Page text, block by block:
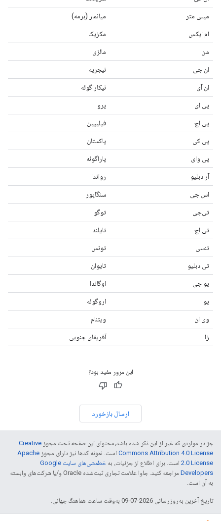
میلی متر میانمار (برمه)
ام ایکس مکزیک
من مالزی
ان جی نیجریه
ان آی نیکاراگوئه
پی ای پرو
پی اچ فیلیپین
پی کی پاکستان
پی وای پاراگوئه
آر دبلیو رواندا
اس جی سنگاپور
تی‌جی توگو
تی اچ تایلند
تنسی تونس
تی دبلیو تایوان
یو جی اوگاندا
یو اروگوئه
وی ان ویتنام
زا آفریقای جنوبی
این مرور مفید بود؟
ارسال بازخورد
جز در مواردی که غیر از این ذکر شده باشد،‌محتوای این صفحه تحت مجوز Creative
Commons Attribution 4.0 License است. نمونه کدها نیز دارای مجوز Apache
2.0 License است. برای اطلاع از جزئیات، به
خطمشی‌های سایت Google
Developers‏
مراجعه کنید. جاوا علامت تجاری ثبت‌شده Oracle و/یا شرکت‌های وابسته
به آن است.
تاریخ آخرین به‌روزرسانی 2026-07-09 به‌وقت ساعت هماهنگ جهانی.